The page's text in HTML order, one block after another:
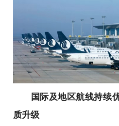
国际及地区航线持续
质升级